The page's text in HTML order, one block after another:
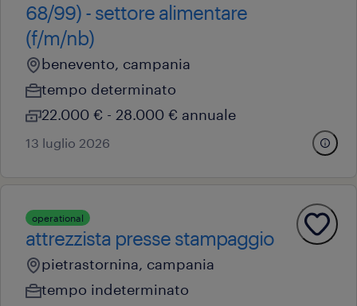
68/99) - settore alimentare
(f/m/nb)
benevento, campania
tempo determinato
22.000 € - 28.000 € annuale
13 luglio 2026
operational
attrezzista presse stampaggio
pietrastornina, campania
tempo indeterminato